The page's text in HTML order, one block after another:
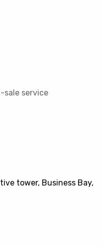
sale service
tower, Business Bay,